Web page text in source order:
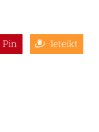
Pin Ieteikt